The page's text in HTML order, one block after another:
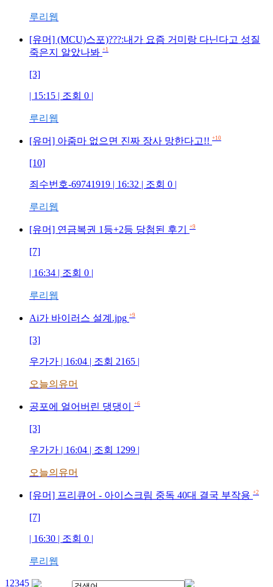
루리웹
[유머] (MCU)스포)???:내가 요즘 거미랑 다닌다고 성질
죽은지 알았나봐 +1
[3]
| 15:15 | 조회 0 |
루리웹
[유머] 아줌마 없으면 진짜 장사 망한다고!! +10
[10]
죄수번호-69741919 | 16:32 | 조회 0 |
루리웹
[유머] 연금복권 1등+2등 당첨된 후기 +9
[7]
| 16:34 | 조회 0 |
루리웹
Ai가 바이러스 설계.jpg +9
[3]
우가가 | 16:04 | 조회 2165 |
오늘의유머
공포에 얼어버린 댕댕이 +6
[3]
우가가 | 16:04 | 조회 1299 |
오늘의유머
[유머] 프리큐어 - 아이스크림 중독 40대 결국 부작용 +2
[7]
| 16:30 | 조회 0 |
루리웹
1 2345